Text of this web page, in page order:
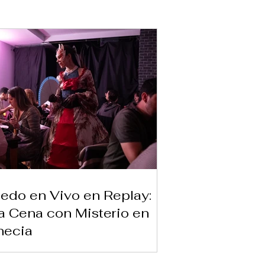
en Vivo en Replay:
Cena con Misterio en